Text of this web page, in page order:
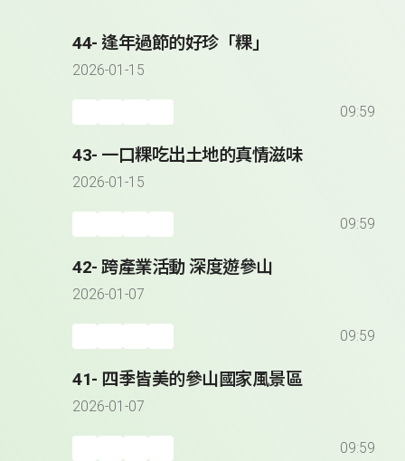
44- 逢年過節的好珍「粿」
2026-01-15
09:59
43- 一口粿吃出土地的真情滋味
2026-01-15
09:59
42- 跨產業活動 深度遊參山
2026-01-07
09:59
41- 四季皆美的參山國家風景區
2026-01-07
09:59